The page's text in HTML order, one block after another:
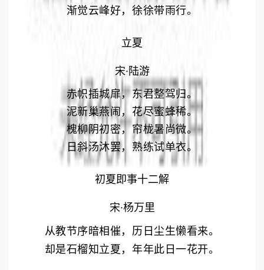
渐觉云峰好，徐徐带雨行。
立夏
宋·陆游
赤帜插城扉，东君整驾归。
泥新巢燕闹，花尽蜜蜂稀。
槐柳阴初密，帘栊暑尚微。
日斜汤沐罢，熟练试单衣。
初夏即事十二解
宋·杨万里
从教节序暗相催，历日尘生懒看来。
却是石榴知立夏，年年此日一花开。